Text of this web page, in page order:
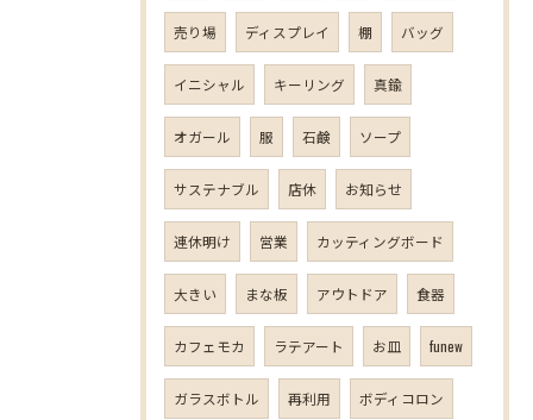
売り場 ディスプレイ 棚 バッグ
イニシャル キーリング 真鍮
オガール 服 石鹸 ソープ
サステナブル 店休 お知らせ
連休明け 営業 カッティングボード
大きい まな板 アウトドア 食器
カフェモカ ラテアート お皿 funew
ガラスボトル 再利用 ボディコロン